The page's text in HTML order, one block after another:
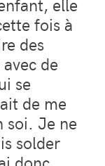
fois à
des
de
se
de me
soi. Je ne
solder